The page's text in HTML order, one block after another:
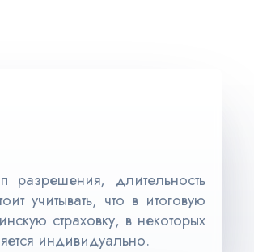
длительность
учитывать, что в итоговую
страховку, в некоторых
индивидуально.